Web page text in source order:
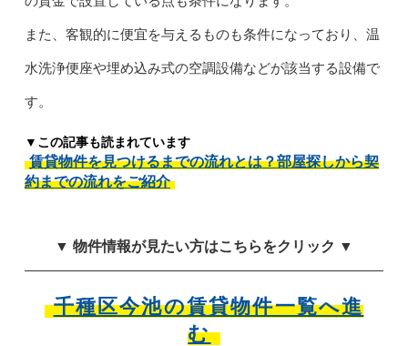
また、客観的に便宜を与えるものも条件になっており、温
水洗浄便座や埋め込み式の空調設備などが該当する設備で
す。
▼この記事も読まれています
賃貸物件を見つけるまでの流れとは？部屋探しから契
約までの流れをご紹介
▼ 物件情報が見たい方はこちらをクリック ▼
千種区今池の賃貸物件一覧へ進
む